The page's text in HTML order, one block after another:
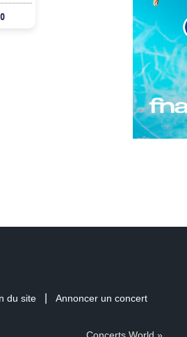
du site Annoncer un concert